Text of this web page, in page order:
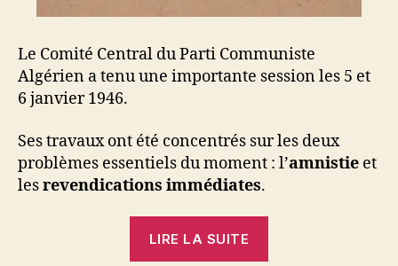
Le Comité Central du Parti Communiste
Algérien a tenu une importante session les 5 et
6 janvier 1946.
Ses travaux ont été concentrés sur les deux
problèmes essentiels du moment : l’amnistie et
lesrevendications immédiates.
LIRE LA SUITE